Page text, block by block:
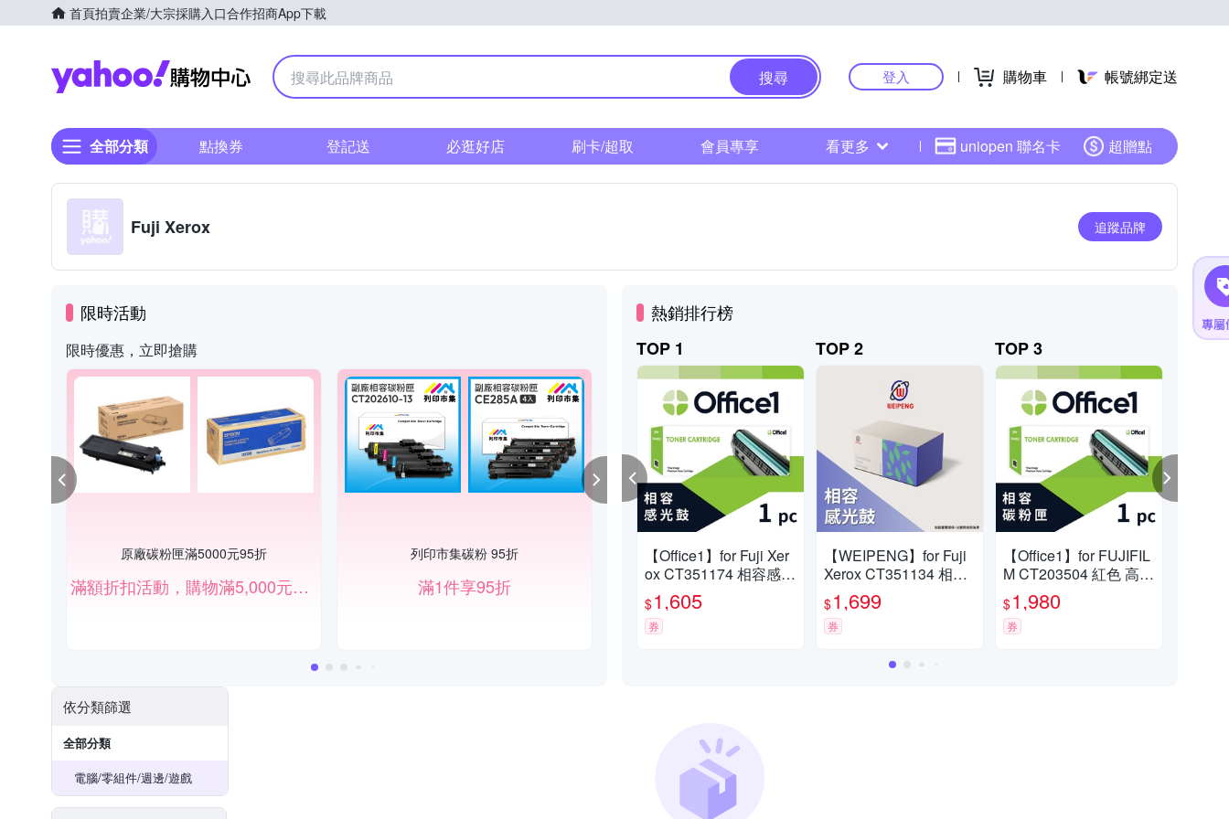
首頁拍賣企業/大宗採購入口合作招商App下載
Yahoo購物中心
搜尋 登入 購物車 帳號綁定送
全部分類 點換券 登記送 必逛好店 刷卡/超取 會員專享 看更多 uniopen 聯名卡 超贈點
Fuji Xerox 追蹤品牌
限時活動
限時優惠，立即搶購
原廠碳粉匣滿5000元95折
滿額折扣活動，購物滿5,000元打95折。
列印市集碳粉 95折
滿1件享95折
綠犀牛碳粉/墨水匣 全系列結帳88折
滿1件享88折
【Color88】副廠碳粉匣｜全館８折
滿1件享8折
熱銷排行榜
TOP 1
【Office1】for Fuji Xer
ox CT351174 相容感光
鼓-50K(適用DocuPrint
P375d/P375dw/M375
z)
$1,605
券
TOP 2
【WEIPENG】for Fuji
Xerox CT351134 相容
感光鼓(適用DocuPrint
P285/M285)
$1,699
券
TOP 3
【Office1】for FUJIFIL
M CT203504 紅色 高容
量 相容碳粉匣(適用Ape
osPrint C325dw/Apeos
C325dw/C325z)
$1,980
券
依分類篩選
全部分類
電腦/零組件/週邊/遊戲